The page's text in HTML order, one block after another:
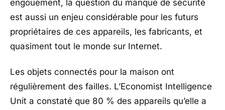
engouement, la question du manque de sécurité
est aussi un enjeu considérable pour les futurs
propriétaires de ces appareils, les fabricants, et
quasiment tout le monde sur Internet.
Les objets connectés pour la maison ont
régulièrement des failles. L’Economist Intelligence
Unit a constaté que 80 % des appareils qu’elle a